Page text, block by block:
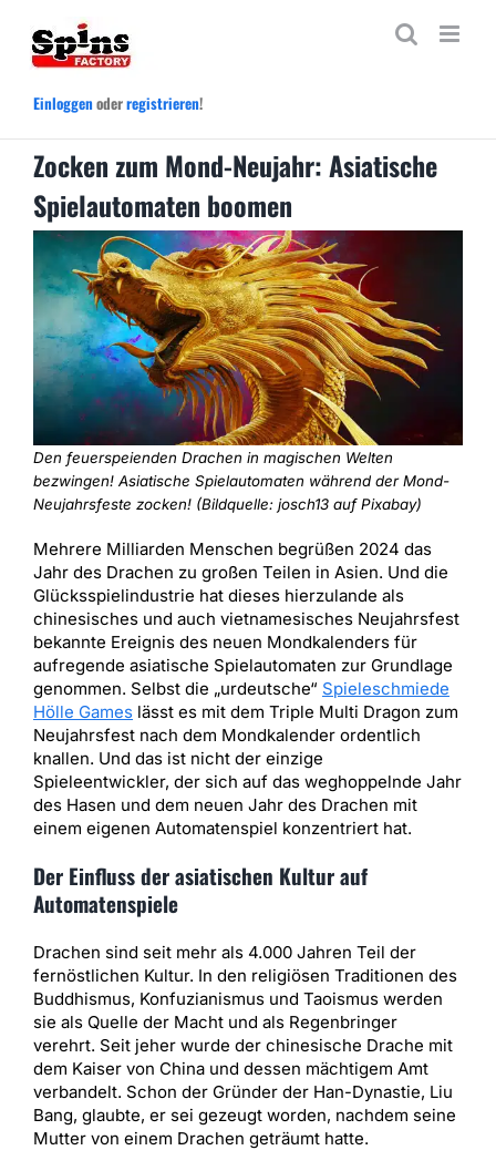
Inhalt
springen
Einloggenoderregistrieren!
Zocken zum Mond-Neujahr: Asiatische
Spielautomaten boomen
Den feuerspeienden Drachen in magischen Welten
bezwingen! Asiatische Spielautomaten während der Mond-
Neujahrsfeste zocken! (Bildquelle: josch13 auf Pixabay)
Mehrere Milliarden Menschen begrüßen 2024 das
Jahr des Drachen zu großen Teilen in Asien. Und die
Glücksspielindustrie hat dieses hierzulande als
chinesisches und auch vietnamesisches Neujahrsfest
bekannte Ereignis des neuen Mondkalenders für
aufregende asiatische Spielautomaten zur Grundlage
genommen. Selbst die „urdeutsche“ Spieleschmiede
Hölle Gameslässt es mit dem Triple Multi Dragon zum
Neujahrsfest nach dem Mondkalender ordentlich
knallen. Und das ist nicht der einzige
Spieleentwickler, der sich auf das weghoppelnde Jahr
des Hasen und dem neuen Jahr des Drachen mit
einem eigenen Automatenspiel konzentriert hat.
Der Einfluss der asiatischen Kultur auf
Automatenspiele
Drachen sind seit mehr als 4.000 Jahren Teil der
fernöstlichen Kultur. In den religiösen Traditionen des
Buddhismus, Konfuzianismus und Taoismus werden
sie als Quelle der Macht und als Regenbringer
verehrt. Seit jeher wurde der chinesische Drache mit
dem Kaiser von China und dessen mächtigem Amt
verbandelt. Schon der Gründer der Han-Dynastie, Liu
Bang, glaubte, er sei gezeugt worden, nachdem seine
Mutter von einem Drachen geträumt hatte.